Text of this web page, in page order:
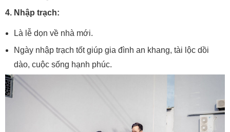
4. Nhập trạch:
Là lễ dọn về nhà mới.
Ngày nhập trạch tốt giúp gia đình an khang, tài lộc dồi
dào, cuộc sống hạnh phúc.